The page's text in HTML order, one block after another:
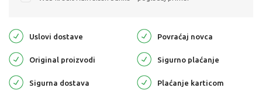
Uslovi dostave Povraćaj novca
Original proizvodi Sigurno plaćanje
Sigurna dostava Plaćanje karticom